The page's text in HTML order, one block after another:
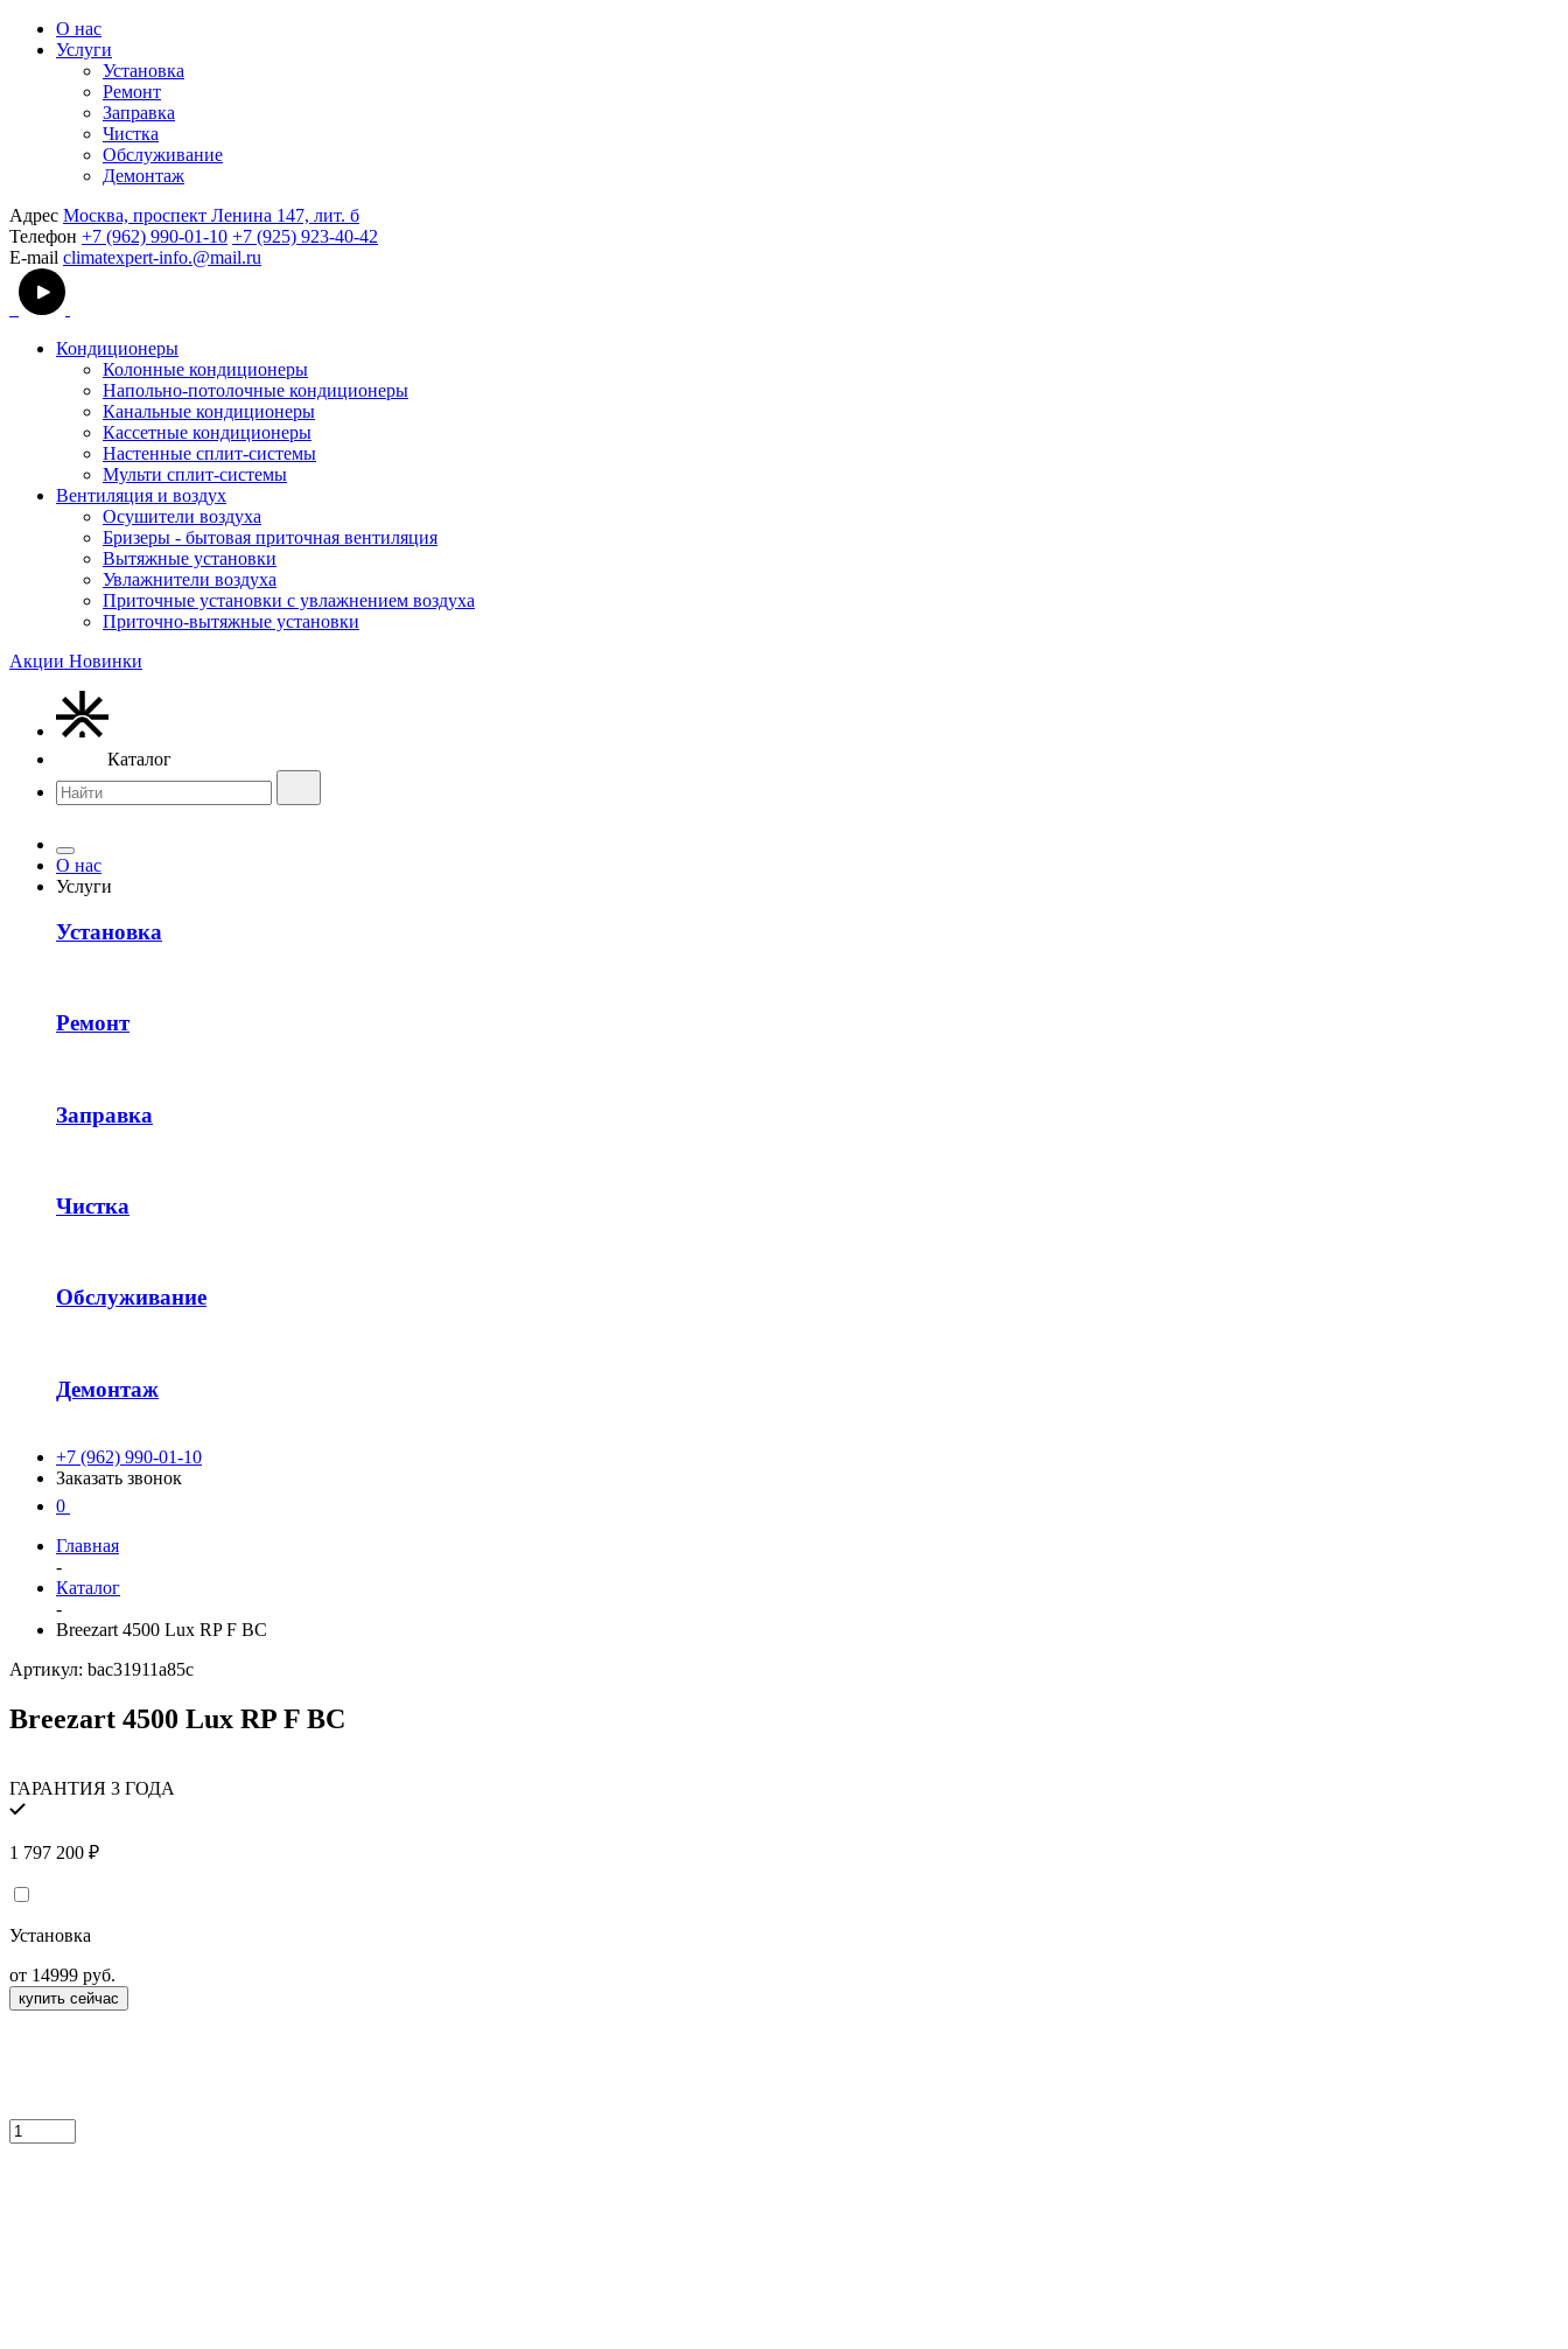
О нас
Услуги
Установка
Ремонт
Заправка
Чистка
Обслуживание
Демонтаж
Адрес Москва, проспект Ленина 147, лит. б
Телефон +7 (962) 990-01-10 +7 (925) 923-40-42
E-mail climatexpert-info.@mail.ru
Кондиционеры
Колонные кондиционеры
Напольно-потолочные кондиционеры
Канальные кондиционеры
Кассетные кондиционеры
Настенные сплит-системы
Мульти сплит-системы
Вентиляция и воздух
Осушители воздуха
Бризеры - бытовая приточная вентиляция
Вытяжные установки
Увлажнители воздуха
Приточные установки с увлажнением воздуха
Приточно-вытяжные установки
Акции Новинки
Каталог
О нас
Услуги
Установка
Ремонт
Заправка
Чистка
Обслуживание
Демонтаж
+7 (962) 990-01-10
Заказать звонок
0
Главная
-
Каталог
-
Breezart 4500 Lux RP F BC
Артикул: bac31911a85c
Breezart 4500 Lux RP F BC
ГАРАНТИЯ 3 ГОДА
1 797 200 ₽
Установка
от 14999 руб.
купить сейчас